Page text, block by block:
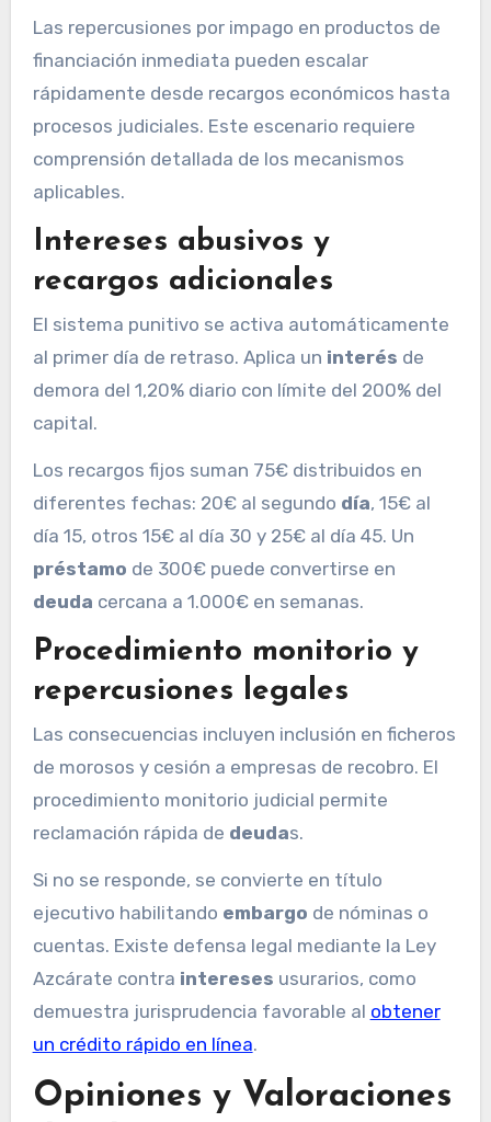
Las repercusiones por impago en productos de
financiación inmediata pueden escalar
rápidamente desde recargos económicos hasta
procesos judiciales. Este escenario requiere
comprensión detallada de los mecanismos
aplicables.
Intereses abusivos y
recargos adicionales
El sistema punitivo se activa automáticamente
al primer día de retraso. Aplica un interés de
demora del 1,20% diario con límite del 200% del
capital.
Los recargos fijos suman 75€ distribuidos en
diferentes fechas: 20€ al segundo día, 15€ al
día 15, otros 15€ al día 30 y 25€ al día 45. Un
préstamo de 300€ puede convertirse en
deuda cercana a 1.000€ en semanas.
Procedimiento monitorio y
repercusiones legales
Las consecuencias incluyen inclusión en ficheros
de morosos y cesión a empresas de recobro. El
procedimiento monitorio judicial permite
reclamación rápida de deudas.
Si no se responde, se convierte en título
ejecutivo habilitando embargo de nóminas o
cuentas. Existe defensa legal mediante la Ley
Azcárate contra intereses usurarios, como
demuestra jurisprudencia favorable al obtener
un crédito rápido en línea.
Opiniones y Valoraciones